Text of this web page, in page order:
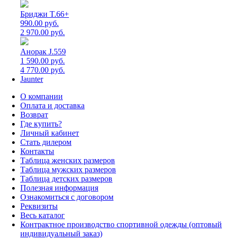
Бриджи T.66+
990.00 руб.
2 970.00 руб.
Анорак J.559
1 590.00 руб.
4 770.00 руб.
Jaunter
О компании
Оплата и доставка
Возврат
Где купить?
Личный кабинет
Стать дилером
Контакты
Таблица женских размеров
Таблица мужских размеров
Таблица детских размеров
Полезная информация
Ознакомиться с договором
Реквизиты
Весь каталог
Контрактное производство спортивной одежды (оптовый
индивидуальный заказ)